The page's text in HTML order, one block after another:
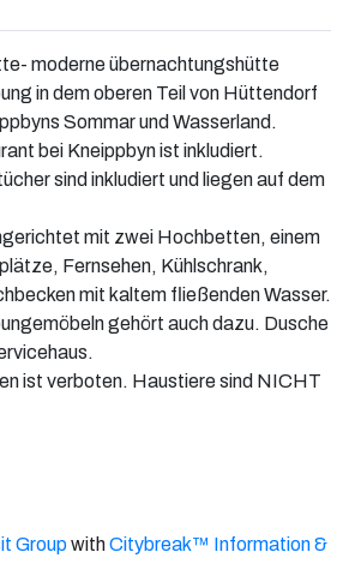
moderne übernachtungshütte
in dem oberen Teil von Hüttendorf
Sommar und Wasserland.
bei Kneippbyn ist inkludiert.
sind inkludiert und liegen auf dem
mit zwei Hochbetten, einem
Fernsehen, Kühlschrank,
mit kaltem fließenden Wasser.
gehört auch dazu. Dusche
ist verboten. Haustiere sind NICHT
GroupwithCitybreak™ Information &